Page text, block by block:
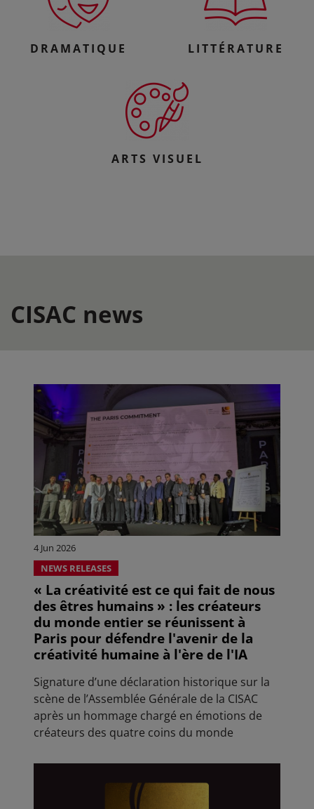
DRAMATIQUE LITTÉRATURE
ARTS VISUEL
CISAC news
4 Jun 2026
NEWS RELEASES
« La créativité est ce qui fait de nous
des êtres humains » : les créateurs
du monde entier se réunissent à
Paris pour défendre l'avenir de la
créativité humaine à l'ère de l'IA
Signature d’une déclaration historique sur la
scène de l’Assemblée Générale de la CISAC
après un hommage chargé en émotions de
créateurs des quatre coins du monde